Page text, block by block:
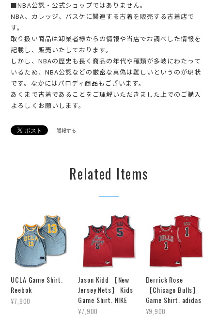
■NBA公認・公式ショップではありません。
NBA、カレッジ、バスケに関連する古着を販売する古着店で
す。
取り扱い商品は卸業者様からの情報や当店でお調べした情報を
記載し、販売いたしております。
しかし、NBAの歴史も長く商品の年代や種類が多岐にわたって
いるため、NBA公認などの厳密な真偽は難しいというのが現状
です。なかにはパロディ商品もございます。
あくまで古着であることをご理解いただきました上でのご購入
よろしくお願いします。
通報する
Related Items
UCLA Game Shirt.
Reebok
¥7,900
Jason Kidd 【New
Jersey Nets】 Kids
Game Shirt. NIKE
¥7,900
Derrick Rose
【Chicago Bulls】
Game Shirt. adidas
¥9,900